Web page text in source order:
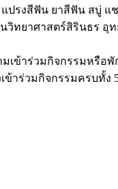
แปรงสีฟัน ยาสีฟัน สบู่
ทยาศาสตร์สิรินธร อุท
เข้าร่วมกิจกรรมหรือ
ข้าร่วมกิจกรรมครบทั้ง